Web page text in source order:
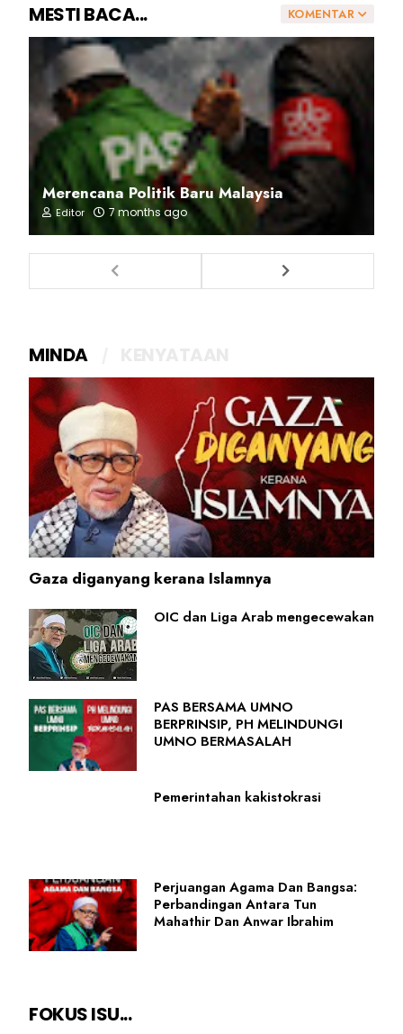
KOMENTAR
MESTI BACA...
Merencana Politik Baru Malaysia
Editor 7 months ago
MINDA
Gaza diganyang kerana Islamnya
OIC dan Liga Arab mengecewakan
PAS BERSAMA UMNO
BERPRINSIP, PH MELINDUNGI
UMNO BERMASALAH
Pemerintahan kakistokrasi
Perjuangan Agama Dan Bangsa:
Perbandingan Antara Tun
Mahathir Dan Anwar Ibrahim
FOKUS ISU...